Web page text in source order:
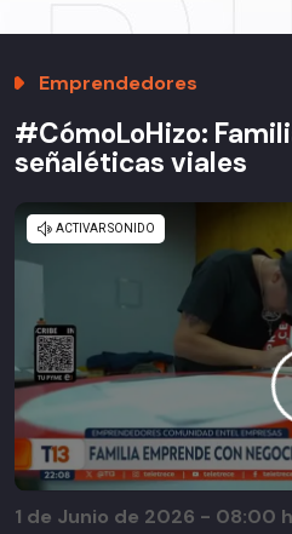
Emprendedores
#CómoLoHizo:
señaléticas viales
1 de Junio de 2026 - 08:00